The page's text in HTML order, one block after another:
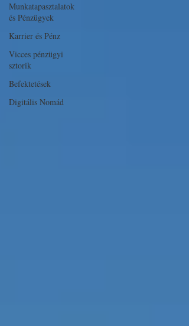
Munkatapasztalatok
és Pénzügyek
Karrier és Pénz
Vicces pénzügyi
sztorik
Befektetések
Digitális Nomád